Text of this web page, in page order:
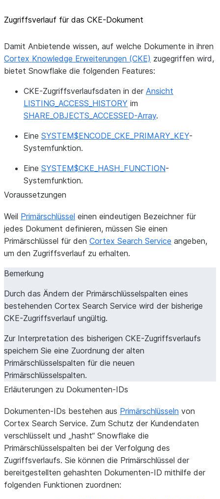
Zugriffsverlauf für das CKE-Dokument
Damit Anbietende wissen, auf welche Dokumente in ihren
Cortex Knowledge Erweiterungen (CKE) zugegriffen wird,
bietet Snowflake die folgenden Features:
CKE-Zugriffsverlaufsdaten in der Ansicht
LISTING_ACCESS_HISTORY im
SHARE_OBJECTS_ACCESSED-Array.
Eine SYSTEM$ENCODE_CKE_PRIMARY_KEY-
Systemfunktion.
Eine SYSTEM$CKE_HASH_FUNCTION-
Systemfunktion.
Voraussetzungen
Weil Primärschlüssel einen eindeutigen Bezeichner für
jedes Dokument definieren, müssen Sie einen
Primärschlüssel für den Cortex Search Service angeben,
um den Zugriffsverlauf zu erhalten.
Bemerkung
Durch das Ändern der Primärschlüsselspalten eines
bestehenden Cortex Search Service wird der bisherige
CKE-Zugriffsverlauf ungültig.
Zur Interpretation des bisherigen CKE-Zugriffsverlaufs
speichern Sie eine Zuordnung der alten
Primärschlüsselspalten für die neuen
Primärschlüsselspalten.
Erläuterungen zu Dokumenten-IDs
Dokumenten-IDs bestehen aus Primärschlüsseln von
Cortex Search Service. Zum Schutz der Kundendaten
verschlüsselt und „hasht“ Snowflake die
Primärschlüsselspalten bei der Verfolgung des
Zugriffsverlaufs. Sie können die Primärschlüssel der
bereitgestellten gehashten Dokumenten-ID mithilfe der
folgenden Funktionen zuordnen: